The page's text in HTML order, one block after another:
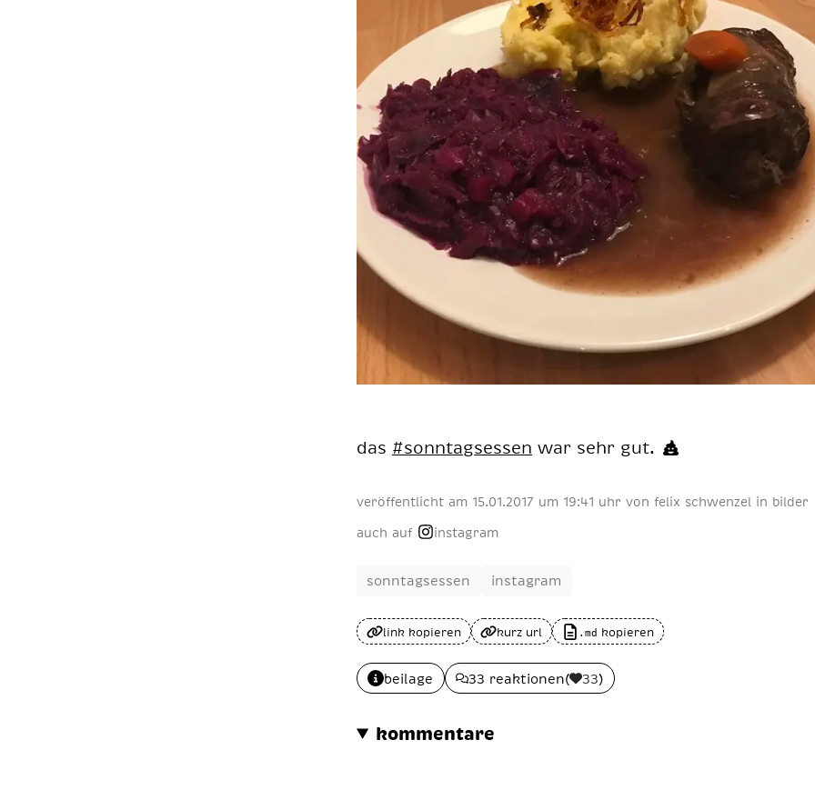
das #sonn­tags­es­sen war sehr gut.
veröffentlicht am 15 01 2017 um 19:41 uhr von felix schwenzel in bilder
auch auf instagram
sonntagsessen instagram
link kopieren kurz url .md kopieren
beilage 33 reaktionen( 33)
kommentare